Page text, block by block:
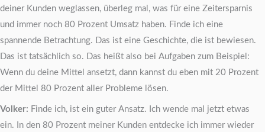
deiner Kunden weglassen, überleg mal, was für eine Zeitersparnis
und immer noch 80 Prozent Umsatz haben. Finde ich eine
spannende Betrachtung. Das ist eine Geschichte, die ist bewiesen.
Das ist tatsächlich so. Das heißt also bei Aufgaben zum Beispiel:
Wenn du deine Mittel ansetzt, dann kannst du eben mit 20 Prozent
der Mittel 80 Prozent aller Probleme lösen.
Volker: Finde ich, ist ein guter Ansatz. Ich wende mal jetzt etwas
ein. In den 80 Prozent meiner Kunden entdecke ich immer wieder